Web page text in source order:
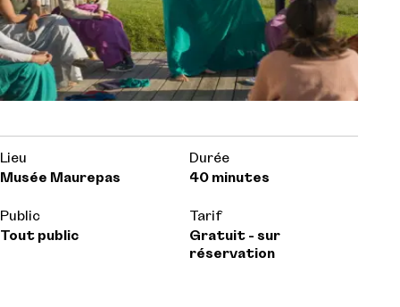
Lieu
Musée Maurepas
Durée
40 minutes
Public
Tout public
Tarif
Gratuit - sur
réservation